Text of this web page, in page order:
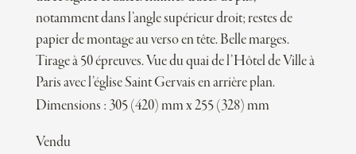
notamment dans l’angle supérieur droit; restes de
papier de montage au verso en tête. Belle marges.
Tirage à 50 épreuves. Vue du quai de l’Hôtel de Ville à
Paris avec l’église Saint Gervais en arrière plan.
Dimensions : 305 (420) mm x 255 (328) mm
Vendu